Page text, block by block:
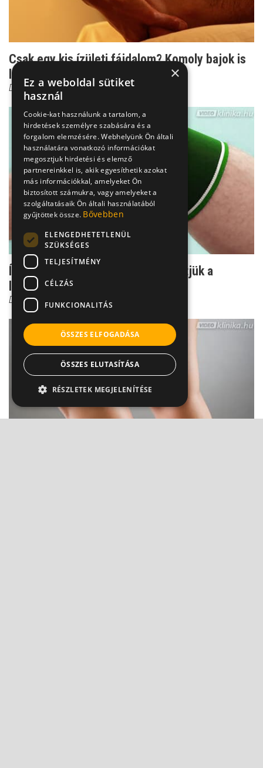
Csak egy kis ízületi fájdalom? Komoly bajok is
lehetnek belő...
Dr. Zolnay Péter
Ízületi fájdalom - hogyan enyhíthetjük a
leghatékonyabban?
Dr. Zolnay Péter
×
Ez a weboldal sütiket
használ
Cookie-kat használunk a tartalom, a
hirdetések személyre szabására és a
forgalom elemzésére. Webhelyünk Ön általi
használatára vonatkozó információkat
megosztjuk hirdetési és elemző
partnereinkkel is, akik egyesíthetik azokat
más információkkal, amelyeket Ön
biztosított számukra, vagy amelyeket a
szolgáltatásaik Ön általi használatából
gyűjtöttek össze. Bővebben
ELENGEDHETETLENÜL
SZÜKSÉGES
TELJESÍTMÉNY
CÉLZÁS
FUNKCIONALITÁS
ÖSSZES ELFOGADÁSA
ÖSSZES ELUTASÍTÁSA
RÉSZLETEK MEGJELENÍTÉSE